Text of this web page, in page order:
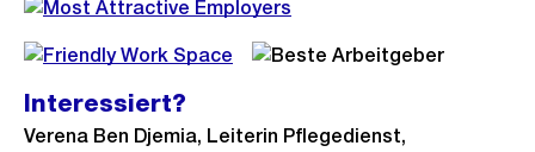
Interessiert?
Verena Ben Djemia, Leiterin Pflegedienst,